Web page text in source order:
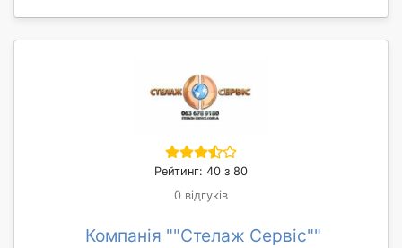
Рейтинг: 40 з 80
0 відгуків
Компанія ""Стелаж Сервіс""